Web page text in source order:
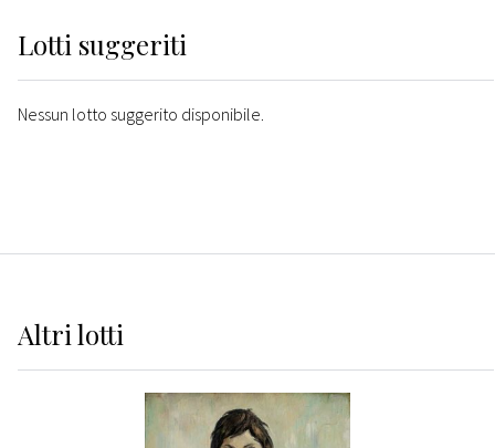
Lotti suggeriti
Nessun lotto suggerito disponibile.
Altrilotti